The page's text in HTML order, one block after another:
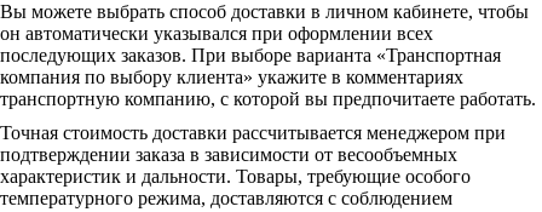
Вы можете выбрать способ доставки в личном кабинете, чтобы
он автоматически указывался при оформлении всех
последующих заказов. При выборе варианта «Транспортная
компания по выбору клиента» укажите в комментариях
транспортную компанию, с которой вы предпочитаете работать.
Точная стоимость доставки рассчитывается менеджером при
подтверждении заказа в зависимости от весообъемных
характеристик и дальности. Товары, требующие особого
температурного режима, доставляются с соблюдением